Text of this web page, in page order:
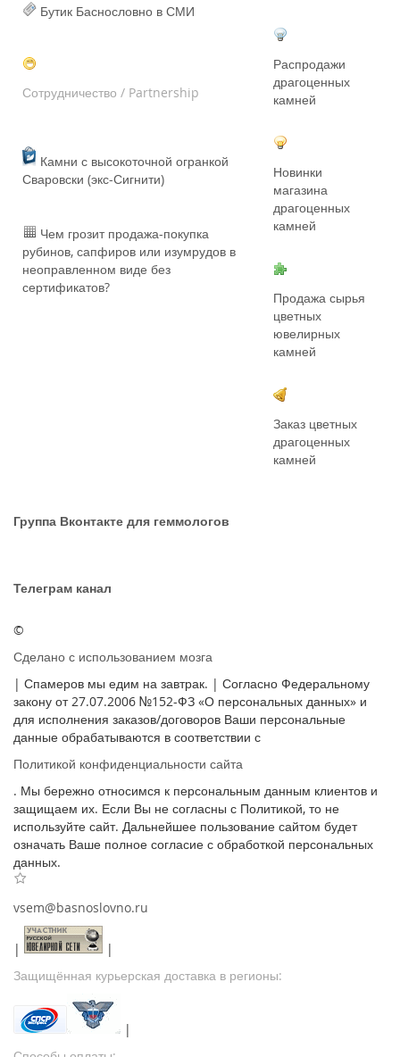
Бутик Баснословно в СМИ
Сотрудничество / Partnership
Камни с высокоточной огранкой
Сваровски (экс-Сигнити)
Чем грозит продажа-покупка
рубинов, сапфиров или изумрудов в
неоправленном виде без
сертификатов?
Распродажи
драгоценных
камней
Новинки
магазина
драгоценных
камней
Продажа сырья
цветных
ювелирных
камней
Заказ цветных
драгоценных
камней
Группа Вконтакте для геммологов
Телеграм канал
©
Сделано с использованием мозга
| Спамеров мы едим на завтрак. | Согласно Федеральному
закону от 27.07.2006 №152-ФЗ «О персональных данных» и
для исполнения заказов/договоров Ваши персональные
данные обрабатываются в соответствии с
Политикой конфиденциальности сайта
. Мы бережно относимся к персональным данным клиентов и
защищаем их. Если Вы не согласны с Политикой, то не
используйте сайт. Дальнейшее пользование сайтом будет
означать Ваше полное согласие с обработкой персональных
данных.
vsem@basnoslovno.ru
|
|
Защищённая курьерская доставка в регионы:
|